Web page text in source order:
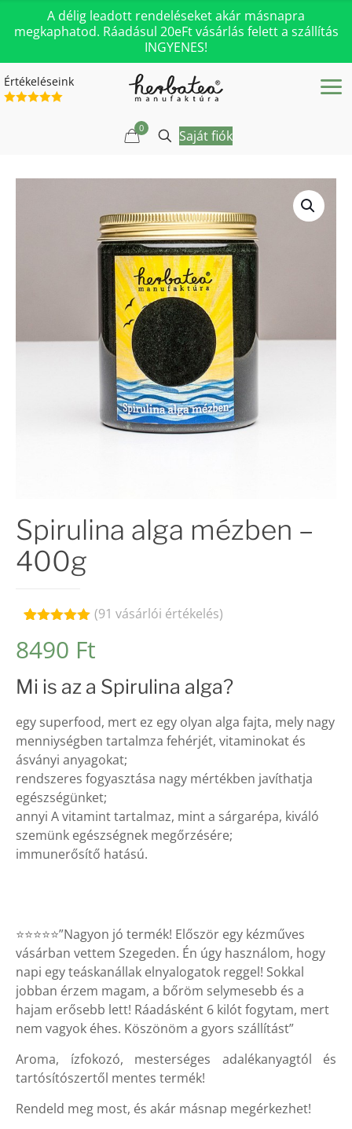
A délig leadott rendeléseket akár másnapra
megkaphatod. Ráadásul 20eFt vásárlás felett a szállítás
INGYENES!
Értékeléseink
0 Saját fiók
Spirulina alga mézben –
400g
4.98az 5-
ből,
alapján
(91 vásárlói értékelés)
8490 Ft
Mi is az a Spirulina alga?
egy superfood, mert ez egy olyan alga fajta, mely nagy
menniységben tartalmza fehérjét, vitaminokat és
ásványi anyagokat;
rendszeres fogyasztása nagy mértékben javíthatja
egészségünket;
annyi A vitamint tartalmaz, mint a sárgarépa, kiváló
szemünk egészségnek megőrzésére;
immunerősítő hatású.
⭐⭐⭐⭐⭐”Nagyon jó termék! Először egy kézműves
vásárban vettem Szegeden. Én úgy használom, hogy
napi egy teáskanállak elnyalogatok reggel! Sokkal
jobban érzem magam, a bőröm selymesebb és a
hajam erősebb lett! Ráadásként 6 kilót fogytam, mert
nem vagyok éhes. Köszönöm a gyors szállítást”
Aroma, ízfokozó, mesterséges adalékanyagtól és
tartósítószertől mentes termék!
Rendeld meg most, és akár másnap megérkezhet!